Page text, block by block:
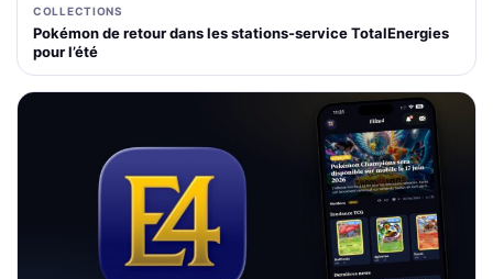
COLLECTIONS
Pokémon de retour dans les stations-service TotalEnergies
pour l’été